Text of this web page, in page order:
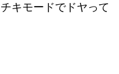
キモードでドヤって